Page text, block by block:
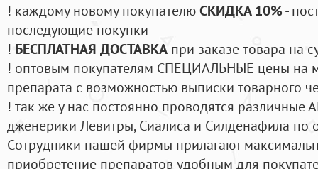
! каждому новому покупателюСКИДКА 10%-
последующие покупки
! БЕСПЛАТНАЯ ДОСТАВКА при заказе товара на
! оптовым покупателям СПЕЦИАЛЬНЫЕ цены на
препарата с возможностью выписки товарного
! так же у нас постоянно проводятся
дженерики Левитры, Сиалиса и Силденафила по
Cотрудники нашей фирмы прилагают
приобретение препаратов удобным для